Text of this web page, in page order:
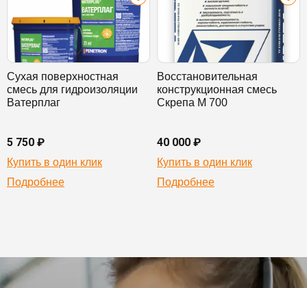
Сухая поверхностная
смесь для гидроизоляции
Ватерплаг
5 750 ₽
Купить в один клик
Подробнее
Восстановительная
конструкционная смесь
Скрепа М 700
40 000 ₽
Купить в один клик
Подробнее